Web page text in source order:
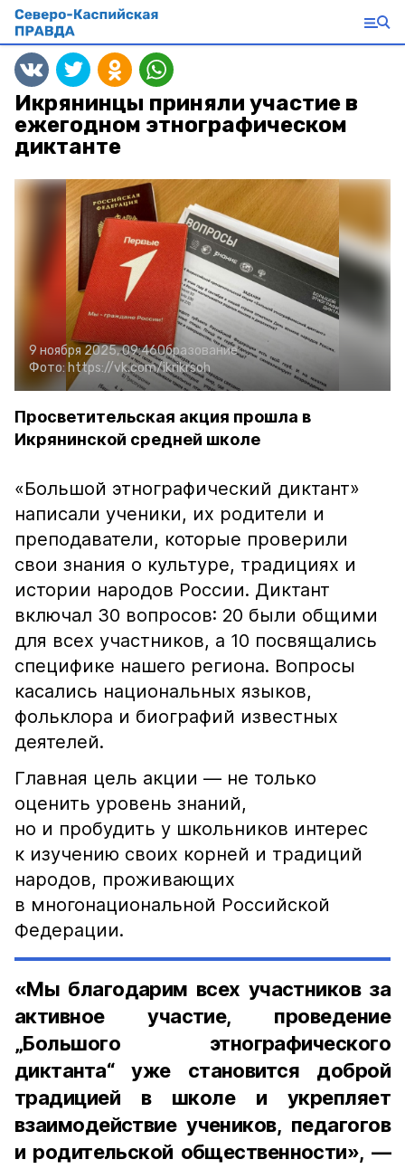
Икрянинцы приняли участие в
ежегодном этнографическом
диктанте
9 ноября 2025, 09:46Образование
Фото: https://vk.com/ikrikrsoh
Просветительская акция прошла в
Икрянинской средней школе
«Большой этнографический диктант»
написали ученики, их родители и
преподаватели, которые проверили
свои знания о культуре, традициях и
истории народов России. Диктант
включал 30 вопросов: 20 были общими
для всех участников, а 10 посвящались
специфике нашего региона. Вопросы
касались национальных языков,
фольклора и биографий известных
деятелей.
Главная цель акции — не только
оценить уровень знаний,
но и пробудить у школьников интерес
к изучению своих корней и традиций
народов, проживающих
в многонациональной Российской
Федерации.
«Мы благодарим всех участников за
активное участие, проведение
„Большого этнографического
диктанта“ уже становится доброй
традицией в школе и укрепляет
взаимодействие учеников, педагогов
и родительской общественности», —